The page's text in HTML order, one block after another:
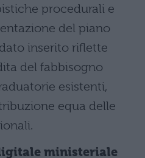
procedurali e
del piano
inserito riflette
del fabbisogno
esistenti,
equa delle
ministeriale